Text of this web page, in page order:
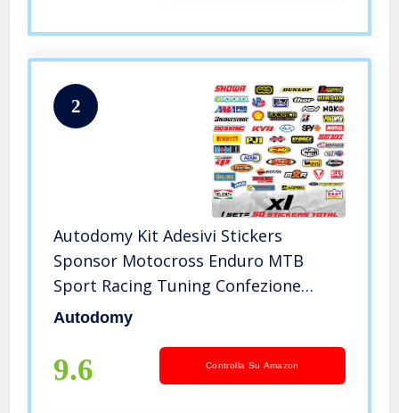
2
Autodomy Kit Adesivi Stickers
Sponsor Motocross Enduro MTB
Sport Racing Tuning Confezione
Grandi Unità Adesive Grafiche per
(Kit 50 Pezzi)
Autodomy
9.6 Controlla Su Amazon